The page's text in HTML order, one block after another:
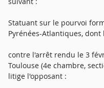
Statuant sur le pourvoi
Pyrénées-Atlantiques, dont
contre l'arrêt rendu le 3
Toulouse (4e chambre,
litige l'opposant :